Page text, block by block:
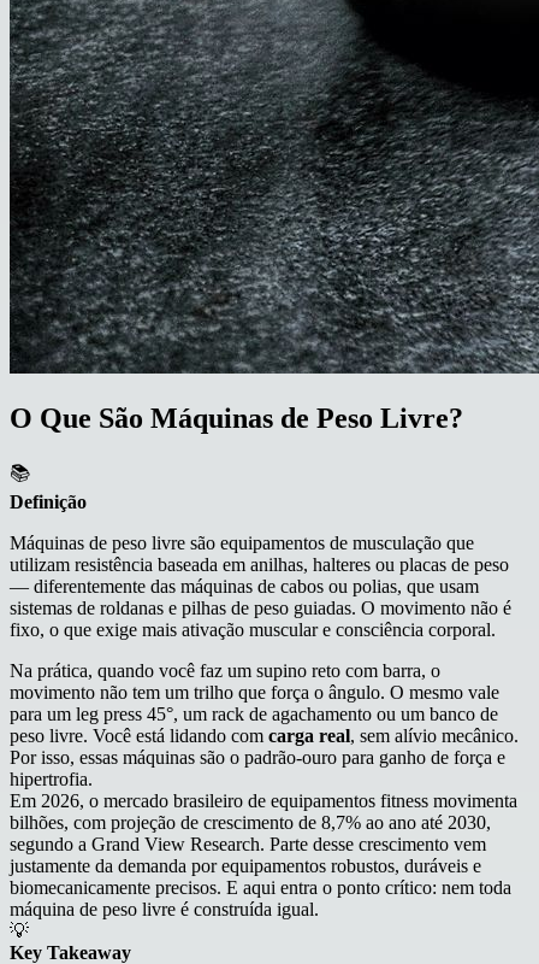
O Que São Máquinas de Peso Livre?
📚
Definição
Máquinas de peso livre são equipamentos de musculação que
utilizam resistência baseada em anilhas, halteres ou placas de peso
— diferentemente das máquinas de cabos ou polias, que usam
sistemas de roldanas e pilhas de peso guiadas. O movimento não é
fixo, o que exige mais ativação muscular e consciência corporal.
Na prática, quando você faz um supino reto com barra, o
movimento não tem um trilho que força o ângulo. O mesmo vale
para um leg press 45°, um rack de agachamento ou um banco de
peso livre. Você está lidando com carga real, sem alívio mecânico.
Por isso, essas máquinas são o padrão-ouro para ganho de força e
hipertrofia.
Em 2026, o mercado brasileiro de equipamentos fitness movimenta
bilhões, com projeção de crescimento de 8,7% ao ano até 2030,
segundo a Grand View Research. Parte desse crescimento vem
justamente da demanda por equipamentos robustos, duráveis e
biomecanicamente precisos. E aqui entra o ponto crítico: nem toda
máquina de peso livre é construída igual.
💡
Key Takeaway